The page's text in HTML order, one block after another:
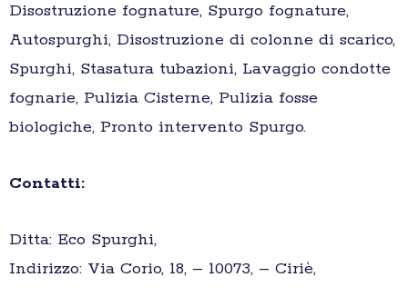
Disostruzione fognature, Spurgo fognature,
Autospurghi, Disostruzione di colonne di scarico,
Spurghi, Stasatura tubazioni, Lavaggio condotte
fognarie, Pulizia Cisterne, Pulizia fosse
biologiche, Pronto intervento Spurgo.
Contatti:
Ditta: Eco Spurghi,
Indirizzo: Via Corio, 18, – 10073, – Ciriè,